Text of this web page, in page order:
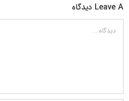
Leave A دیدگاه
دیدگاه